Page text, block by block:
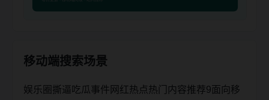
移动端搜索场景
娱乐圈撕逼吃瓜事件网红热点热门内容推荐9面向移